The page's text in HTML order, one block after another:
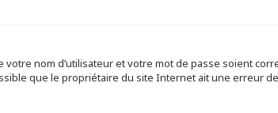
nom d’utilisateur et votre mot de passe soient
que le propriétaire du site Internet ait une erreur